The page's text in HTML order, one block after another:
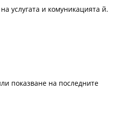
услугата и комуникацията й.
показване на последните